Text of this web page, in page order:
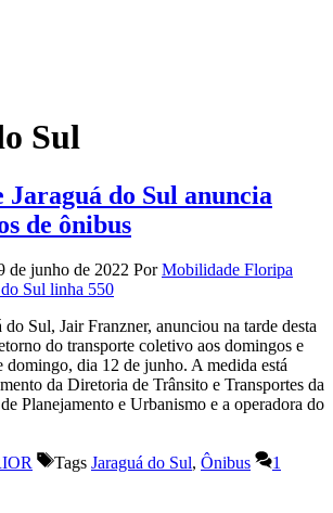
Sul
do Sul anuncia
de ônibus
de junho de 2022 PorMobilidade Floripa
Sul, Jair Franzner, anunciou na tarde desta
do transporte coletivo aos domingos e
domingo, dia 12 de junho. A medida está
da Diretoria de Trânsito e Transportes da
Planejamento e Urbanismo e a operadora do
Tags Jaraguá do Sul, Ônibus
1